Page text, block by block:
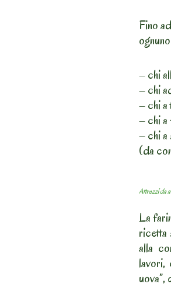
Fino
– chi
– chi
– chi a
– chi
– chi
(da
Attrezzi da
La
ricetta
alla
lavori,